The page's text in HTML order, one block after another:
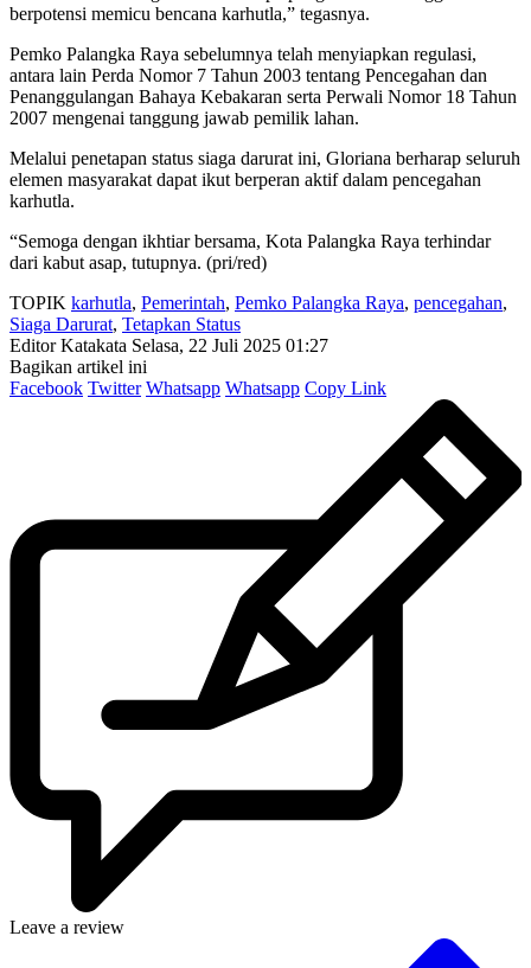
berpotensi memicu bencana karhutla,” tegasnya.
Pemko Palangka Raya sebelumnya telah menyiapkan regulasi,
antara lain Perda Nomor 7 Tahun 2003 tentang Pencegahan dan
Penanggulangan Bahaya Kebakaran serta Perwali Nomor 18 Tahun
2007 mengenai tanggung jawab pemilik lahan.
Melalui penetapan status siaga darurat ini, Gloriana berharap seluruh
elemen masyarakat dapat ikut berperan aktif dalam pencegahan
karhutla.
“Semoga dengan ikhtiar bersama, Kota Palangka Raya terhindar
dari kabut asap, tutupnya. (pri/red)
TOPIK karhutla, Pemerintah, Pemko Palangka Raya, pencegahan,
Siaga Darurat, Tetapkan Status
Editor Katakata Selasa, 22 Juli 2025 01:27
Bagikan artikel ini
Facebook Twitter Whatsapp Whatsapp Copy Link
Leave a review